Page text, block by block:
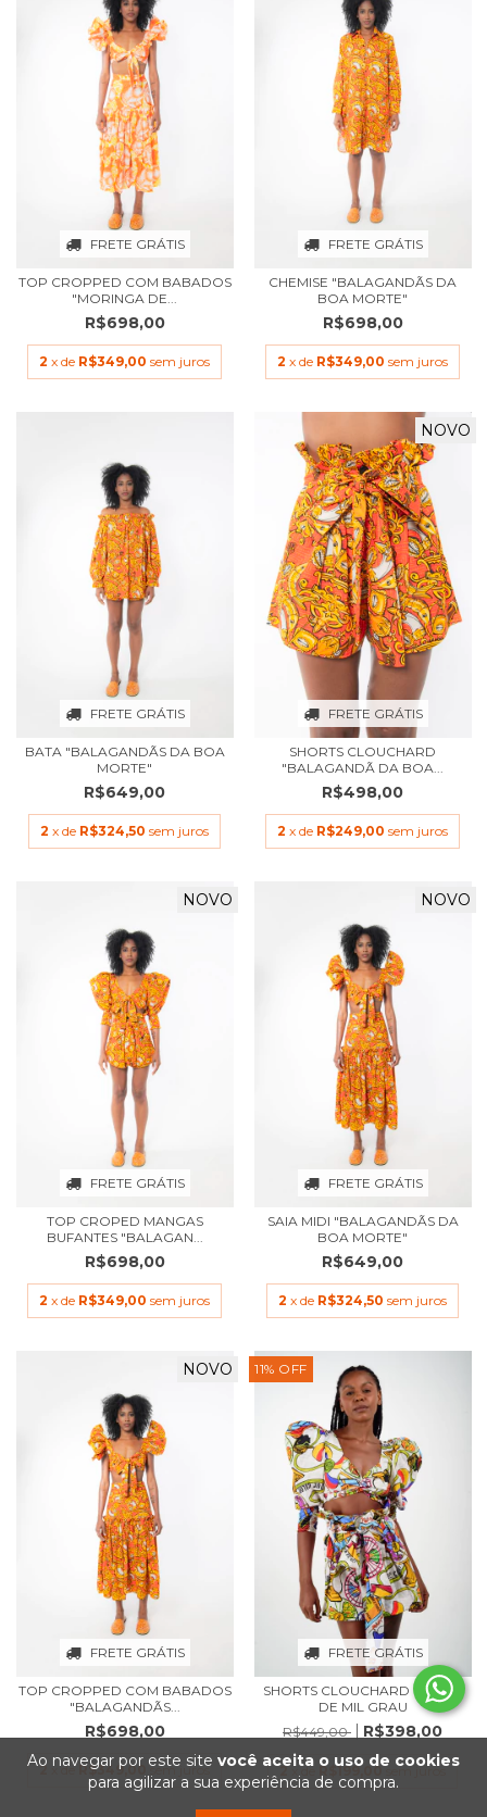
Ao navegar por este site você aceita o uso de cookies
para agilizar a sua experiência de compra.
FRETE GRÁTIS
TOP CROPPED COM BABADOS
"MORINGA DE...
R$698,00
2 x de R$349,00 sem juros
FRETE GRÁTIS
CHEMISE "BALAGANDÃS DA
BOA MORTE"
R$698,00
2 x de R$349,00 sem juros
FRETE GRÁTIS
BATA "BALAGANDÃS DA BOA
MORTE"
R$649,00
2 x de R$324,50 sem juros
FRETE GRÁTIS
NOVO
SHORTS CLOUCHARD
"BALAGANDÃ DA BOA...
R$498,00
2 x de R$249,00 sem juros
FRETE GRÁTIS
NOVO
TOP CROPED MANGAS
BUFANTES "BALAGAN...
R$698,00
2 x de R$349,00 sem juros
FRETE GRÁTIS
NOVO
SAIA MIDI "BALAGANDÃS DA
BOA MORTE"
R$649,00
2 x de R$324,50 sem juros
FRETE GRÁTIS
NOVO
TOP CROPPED COM BABADOS
"BALAGANDÃS...
R$698,00
2 x de R$349,00 sem juros
11% OFF
FRETE GRÁTIS
SHORTS CLOUCHARD CALOR
DE MIL GRAU
R$449,00
R$398,00
2 x de R$199,00 sem juros